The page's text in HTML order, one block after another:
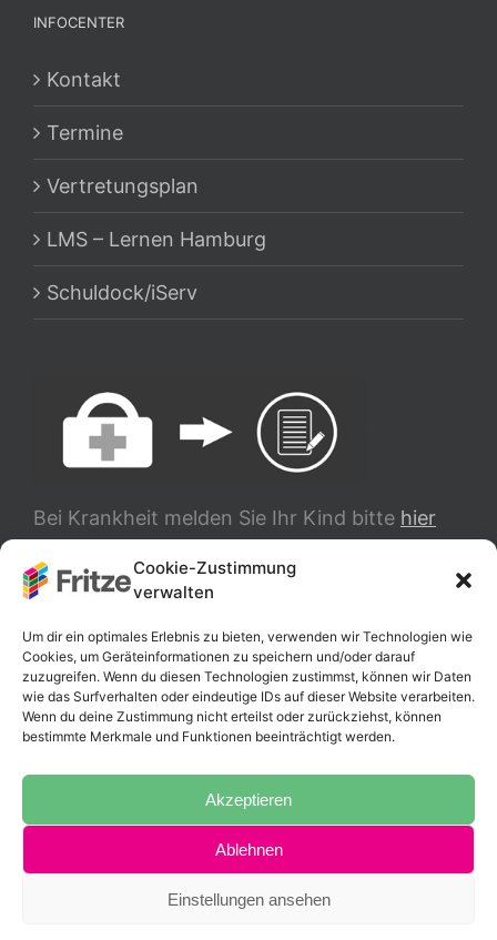
Cookie-Zustimmung
verwalten
Um dir ein optimales Erlebnis zu bieten, verwenden wir Technologien wie
Cookies, um Geräteinformationen zu speichern und/oder darauf
zuzugreifen. Wenn du diesen Technologien zustimmst, können wir Daten
wie das Surfverhalten oder eindeutige IDs auf dieser Website verarbeiten.
Wenn du deine Zustimmung nicht erteilst oder zurückziehst, können
bestimmte Merkmale und Funktionen beeinträchtigt werden.
Akzeptieren
Ablehnen
Einstellungen ansehen
INFOCENTER
Kontakt
Termine
Vertretungsplan
LMS – Lernen Hamburg
Schuldock/iServ
Bei Krankheit melden Sie Ihr Kind bitte hier
TRANSLATE